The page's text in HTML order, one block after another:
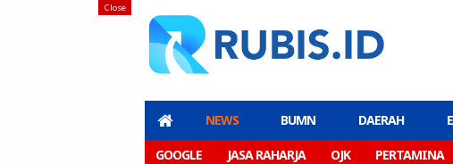
NEWS BUMN DAERAH
GOOGLE JASA RAHARJA OJK PERTAMINA
Close